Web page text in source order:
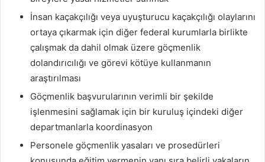
İnsan kaçakçılığı veya uyuşturucu kaçakçılığı olaylarını
ortaya çıkarmak için diğer federal kurumlarla birlikte
çalışmak da dahil olmak üzere göçmenlik
dolandırıcılığı ve görevi kötüye kullanmanın
araştırılması
Göçmenlik başvurularının verimli bir şekilde
işlenmesini sağlamak için bir kuruluş içindeki diğer
departmanlarla koordinasyon
Personele göçmenlik yasaları ve prosedürleri